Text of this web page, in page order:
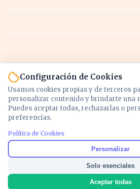
Noticias y análisis de
inversión y política.
para entender lo que
país.
Configuración de Cookies
Usamos cookies propias y de terceros
personalizar contenido y brindarte una
Puedes aceptar todas, rechazarlas o
preferencias.
Política de Cookies
Personalizar
Solo esenciales
Aceptar todas